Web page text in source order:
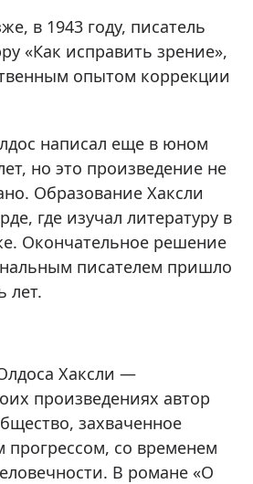
в 1943 году, писатель
«Как исправить зрение»,
опытом коррекции
написал еще в юном
но это произведение не
Образование Хаксли
где изучал литературу в
Окончательное решение
писателем пришло
лет.
Хаксли —
произведениях автор
захваченное
прогрессом, со временем
В романе «О